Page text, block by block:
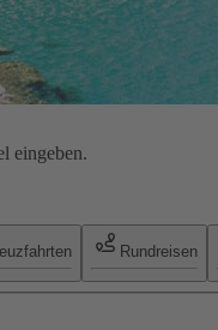
eingeben.
Rundreisen